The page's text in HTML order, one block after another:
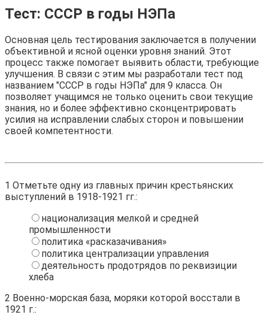
Тест: СССР в годы НЭПа
Основная цель тестирования заключается в получении
объективной и ясной оценки уровня знаний. Этот
процесс также помогает выявить области, требующие
улучшения. В связи с этим мы разработали тест под
названием "СССР в годы НЭПа" для 9 класса. Он
позволяет учащимся не только оценить свои текущие
знания, но и более эффективно сконцентрировать
усилия на исправлении слабых сторон и повышении
своей компетентности.
1 Отметьте одну из главных причин крестьянских
выступлений в 1918-1921 гг.:
национализация мелкой и средней
промышленности
политика «расказачивания»
политика централизации управления
деятельность продотрядов по реквизиции
хлеба
2 Военно-морская база, моряки которой восстали в
1921 г.: